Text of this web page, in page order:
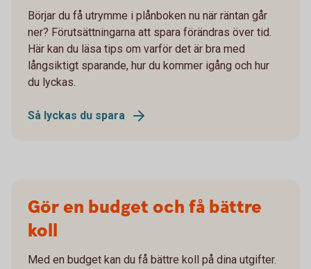
Börjar du få utrymme i plånboken nu när räntan går
ner? Förutsättningarna att spara förändras över tid.
Här kan du läsa tips om varför det är bra med
långsiktigt sparande, hur du kommer igång och hur
du lyckas.
Så lyckas du spara
Gör en budget och få bättre
koll
Med en budget kan du få bättre koll på dina utgifter.